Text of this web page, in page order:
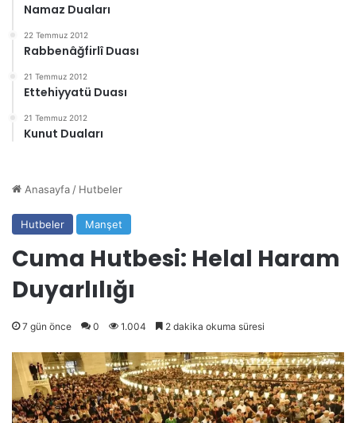
Namaz Duaları
22 Temmuz 2012
Rabbenâğfirlî Duası
21 Temmuz 2012
Ettehiyyatü Duası
21 Temmuz 2012
Kunut Duaları